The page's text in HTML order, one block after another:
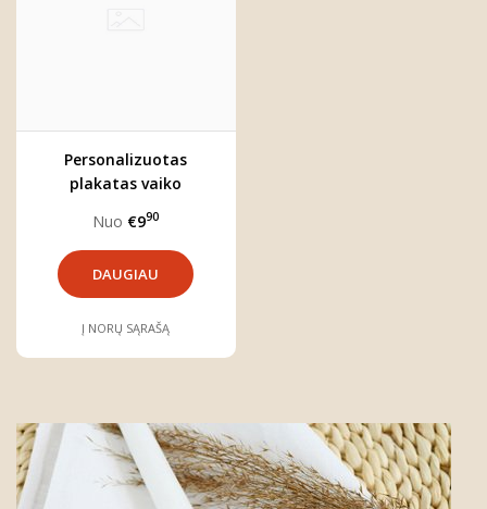
Personalizuotas
plakatas vaiko
Nuo €990
DAUGIAU
Į NORŲ SĄRAŠĄ